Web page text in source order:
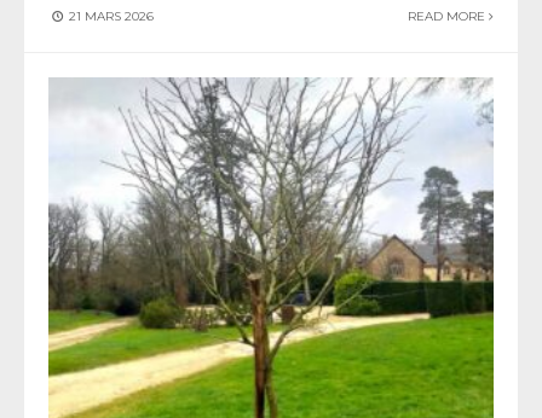
21 MARS 2026 READ MORE